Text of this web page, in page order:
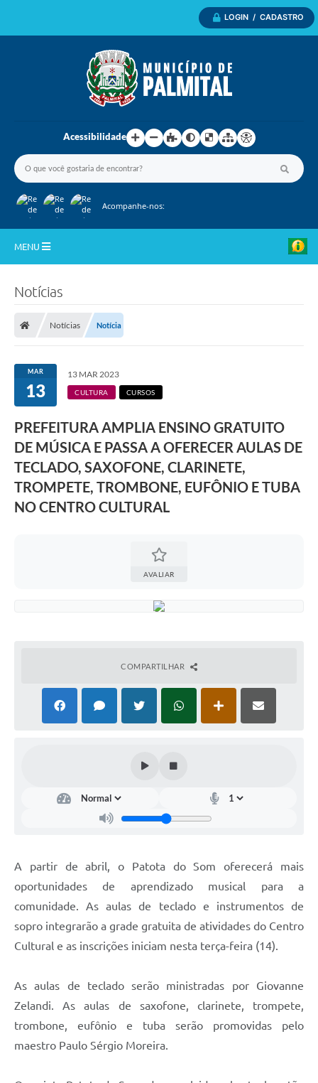
LOGIN / CADASTRO
Acessibilidade
Acompanhe-nos:
MENU
Departamentos
Câmara Municipal
Notícias
Notícias Notícia
MAR
13
13 MAR 2023
CULTURA CURSOS
PREFEITURA AMPLIA ENSINO GRATUITO
DE MÚSICA E PASSA A OFERECER AULAS DE
TECLADO, SAXOFONE, CLARINETE,
TROMPETE, TROMBONE, EUFÔNIO E TUBA
NO CENTRO CULTURAL
AVALIAR
COMPARTILHAR
A partir de abril, o Patota do Som oferecerá mais
oportunidades de aprendizado musical para a
comunidade. As aulas de teclado e instrumentos de
sopro integrarão a grade gratuita de atividades do Centro
Cultural e as inscrições iniciam nesta terça-feira (14).
As aulas de teclado serão ministradas por Giovanne
Zelandi. As aulas de saxofone, clarinete, trompete,
trombone, eufônio e tuba serão promovidas pelo
maestro Paulo Sérgio Moreira.